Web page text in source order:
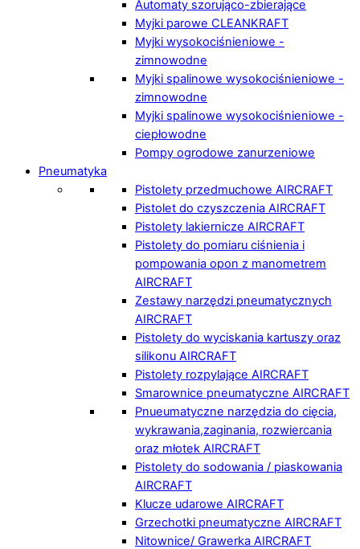
Automaty szorująco-zbierające
Myjki parowe CLEANKRAFT
Myjki wysokociśnieniowe -
zimnowodne
Myjki spalinowe wysokociśnieniowe -
zimnowodne
Myjki spalinowe wysokociśnieniowe -
ciepłowodne
Pompy ogrodowe zanurzeniowe
Pneumatyka
Pistolety przedmuchowe AIRCRAFT
Pistolet do czyszczenia AIRCRAFT
Pistolety lakiernicze AIRCRAFT
Pistolety do pomiaru ciśnienia i
pompowania opon z manometrem
AIRCRAFT
Zestawy narzędzi pneumatycznych
AIRCRAFT
Pistolety do wyciskania kartuszy oraz
silikonu AIRCRAFT
Pistolety rozpylające AIRCRAFT
Smarownice pneumatyczne AIRCRAFT
Pnueumatyczne narzędzia do cięcia,
wykrawania,zaginania, rozwiercania
oraz młotek AIRCRAFT
Pistolety do sodowania / piaskowania
AIRCRAFT
Klucze udarowe AIRCRAFT
Grzechotki pneumatyczne AIRCRAFT
Nitownice/ Grawerka AIRCRAFT